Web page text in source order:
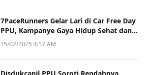
7PaceRunners Gelar Lari di Car Free Day
PPU, Kampanye Gaya Hidup Sehat dan
Dukung UMKM
15/02/2025 4:17 AM